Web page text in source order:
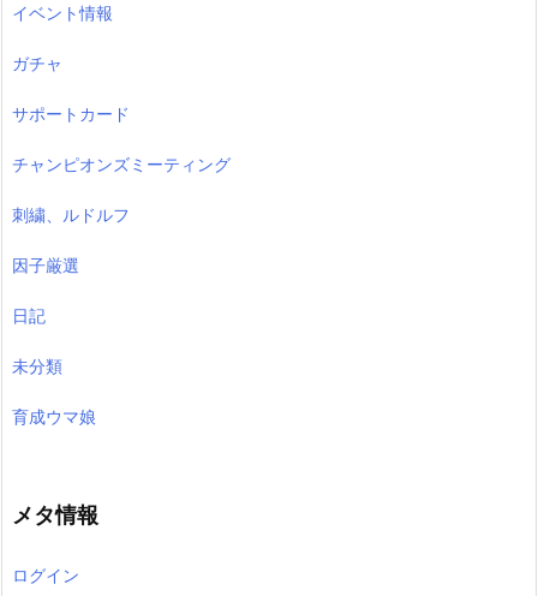
イベント情報
ガチャ
サポートカード
チャンピオンズミーティング
刺繍、ルドルフ
因子厳選
日記
未分類
育成ウマ娘
メタ情報
ログイン